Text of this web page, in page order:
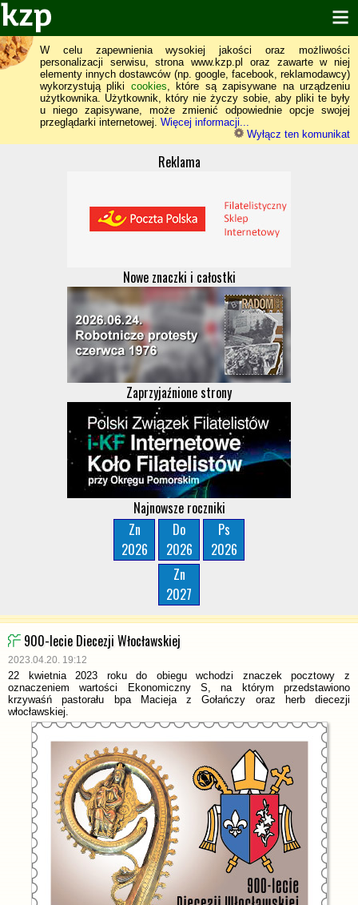
W celu zapewnienia wysokiej jakości oraz możliwości
personalizacji serwisu, strona www.kzp.pl oraz zawarte w niej
elementy innych dostawców (np. google, facebook, reklamodawcy)
wykorzystują pliki cookies, które są zapisywane na urządzeniu
użytkownika. Użytkownik, który nie życzy sobie, aby pliki te były
u niego zapisywane, może zmienić odpowiednie opcje swojej
przeglądarki internetowej. Więcej informacji...
Wyłącz ten komunikat
Reklama
Nowe znaczki i całostki
Zaprzyjaźnione strony
Najnowsze roczniki
Zn
2026
Do
2026
Ps
2026
Zn
2027
900-lecie Diecezji Włocławskiej
2023.04.20. 19:12
22 kwietnia 2023 roku do obiegu wchodzi znaczek pocztowy z
oznaczeniem wartości Ekonomiczny S, na którym przedstawiono
krzywaśń pastorału bpa Macieja z Gołańczy oraz herb diecezji
włocławskiej.